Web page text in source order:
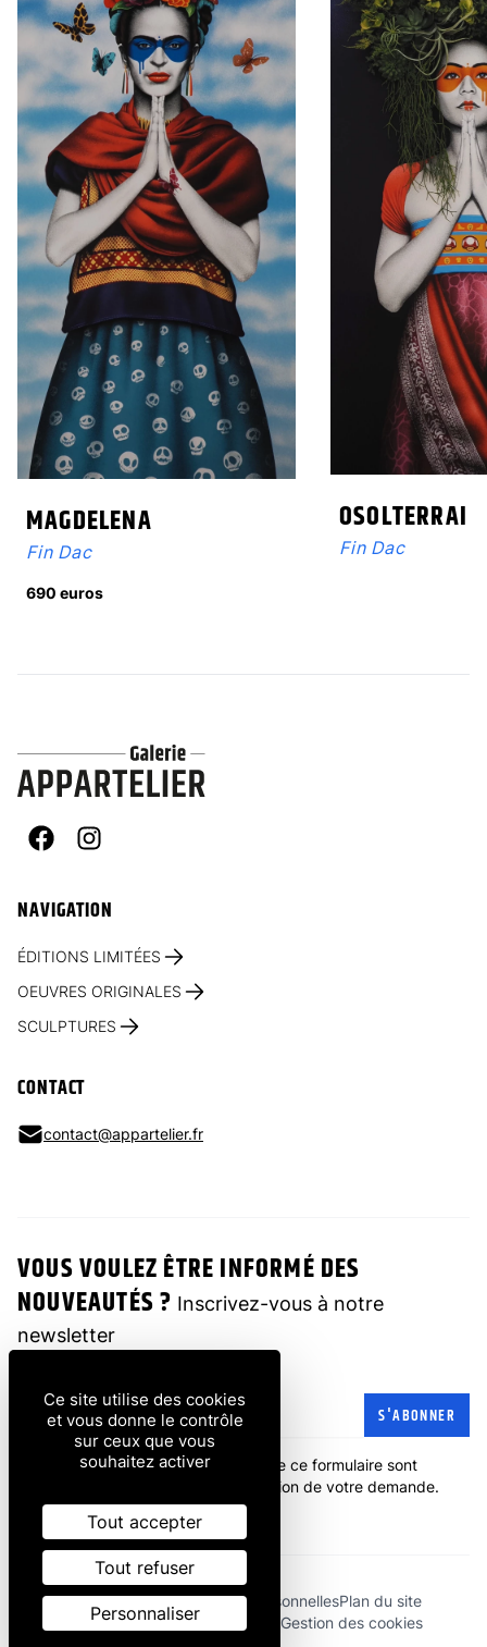
MAGDELENA
Fin Dac
690 euros
OSOLTERRAI
Fin Dac
FacebookInstagram
NAVIGATION
ÉDITIONS LIMITÉES
OEUVRES ORIGINALES
SCULPTURES
CONTACT
contact@appartelier.fr
VOUS VOULEZ ÊTRE INFORMÉ DES
NOUVEAUTÉS ? Inscrivez-vous à notre
newsletter
Adresse e-mail S'ABONNER
Les informations recueillies à partir de ce formulaire sont
transmises à l'entreprise pour la gestion de votre demande.
politique de confidentialité.
Mentions légalesDonnées personnellesPlan du site
Conditions générales de vente Gestion des cookies
Ce site utilise des cookies
et vous donne le contrôle
sur ceux que vous
souhaitez activer
Tout accepter
Tout refuser
Personnaliser